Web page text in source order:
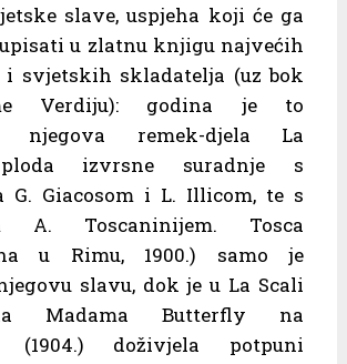
slave, uspjeha koji će ga
u zlatnu knjigu najvećih
svjetskih skladatelja (uz bok
Verdiju): godina je to
njegova remek-djela La
ploda izvrsne suradnje s
G. Giacosom i L. Illicom, te s
A. Toscaninijem. Tosca
u Rimu, 1900.) samo je
slavu, dok je u La Scali
Madama Butterfly na
(1904.) doživjela potpuni